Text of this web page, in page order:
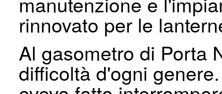
rinnovato per le
Al gasometro di Porta
difficoltà d'ogni